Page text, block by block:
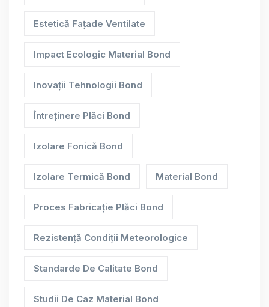
Estetică Fațade Ventilate
Impact Ecologic Material Bond
Inovații Tehnologii Bond
Întreținere Plăci Bond
Izolare Fonică Bond
Izolare Termică Bond Material Bond
Proces Fabricație Plăci Bond
Rezistență Condiții Meteorologice
Standarde De Calitate Bond
Studii De Caz Material Bond